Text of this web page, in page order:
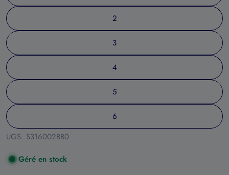
2
3
4
5
6
UGS: S316002BB0
Géré en stock